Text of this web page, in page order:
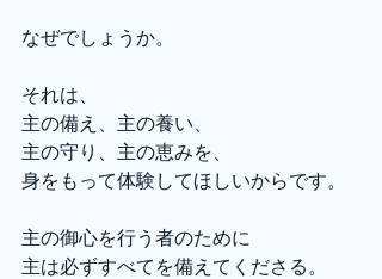
なぜでしょうか。
それは、
主の備え、主の養い、
主の守り、主の恵みを、
身をもって体験してほしいからです。
主の御心を行う者のために
主は必ずすべてを備えてくださる。